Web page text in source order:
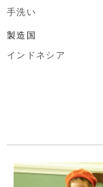
手洗い
製造国
インドネシア